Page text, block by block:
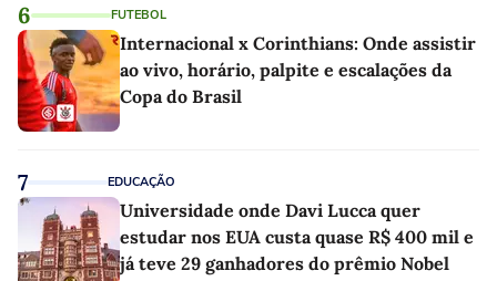
6 FUTEBOL
Internacional x Corinthians: Onde assistir
ao vivo, horário, palpite e escalações da
Copa do Brasil
7 EDUCAÇÃO
Universidade onde Davi Lucca quer
estudar nos EUA custa quase R$ 400 mil e
já teve 29 ganhadores do prêmio Nobel